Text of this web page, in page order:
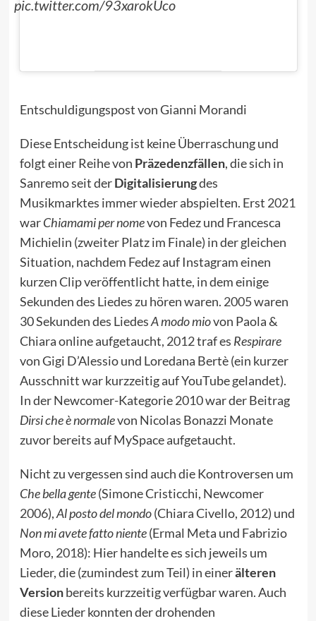
pic.twitter.com/93xarokUco
Entschuldigungspost von Gianni Morandi
Diese Entscheidung ist keine Überraschung und
folgt einer Reihe von Präzedenzfällen, die sich in
Sanremo seit derDigitalisierungdes
Musikmarktes immer wieder abspielten. Erst 2021
warChiamami per nomevon Fedez und Francesca
Michielin (zweiter Platz im Finale) in der gleichen
Situation, nachdem Fedez auf Instagram einen
kurzen Clip veröffentlicht hatte, in dem einige
Sekunden des Liedes zu hören waren. 2005waren
30 Sekunden des LiedesA modo miovon Paola &
Chiara online aufgetaucht, 2012traf es Respirare
von Gigi D’Alessio und Loredana Bertè (ein kurzer
Ausschnitt war kurzzeitig auf YouTube gelandet).
In der Newcomer-Kategorie2010war der Beitrag
Dirsi che è normalevon Nicolas Bonazzi Monate
zuvor bereits auf MySpace aufgetaucht.
Nicht zu vergessen sind auch die Kontroversen um
Che bella gente(Simone Cristicchi, Newcomer
2006),Al posto del mondo(Chiara Civello, 2012) und
Non mi avete fatto niente(Ermal Meta und Fabrizio
Moro, 2018): Hier handelte es sich jeweils um
Lieder, die (zumindest zum Teil) in einerälteren
Versionbereits kurzzeitig verfügbar waren. Auch
diese Lieder konnten der drohenden